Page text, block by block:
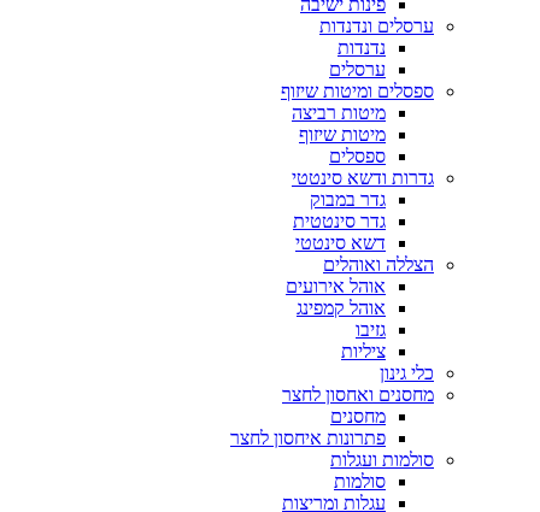
פינות ישיבה
ערסלים ונדנדות
נדנדות
ערסלים
ספסלים ומיטות שיזוף
מיטות רביצה
מיטות שיזוף
ספסלים
גדרות ודשא סינטטי
גדר במבוק
גדר סינטטית
דשא סינטטי
הצללה ואוהלים
אוהל אירועים
אוהל קמפינג
גזיבו
ציליות
כלי גינון
מחסנים ואחסון לחצר
מחסנים
פתרונות איחסון לחצר
סולמות ועגלות
סולמות
עגלות ומריצות